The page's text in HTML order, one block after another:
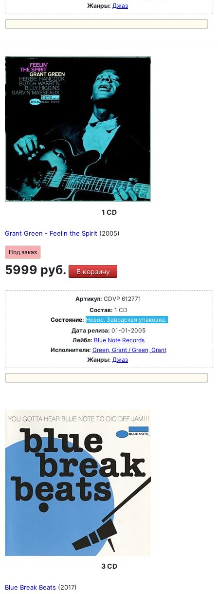
Жанры: Джаз
1 CD
Grant Green - Feelin the Spirit (2005)
Под заказ
5999 руб. В корзину
Артикул: CDVP 612771
Состав: 1 CD
Состояние: Новое. Заводская упаковка.
Дата релиза: 01-01-2005
Лейбл: Blue Note Records
Исполнители: Green, Grant / Green, Grant
Жанры: Джаз
3 CD
Blue Break Beats (2017)